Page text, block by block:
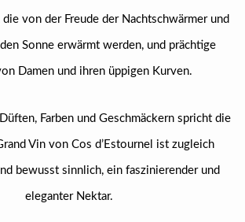
von der Freude der Nachtschwärmer und
Sonne erwärmt werden, und prächtige
Damen und ihren üppigen Kurven.
Farben und Geschmäckern spricht die
Vin von Cos d’Estournel ist zugleich
bewusst sinnlich, ein faszinierender und
eleganter Nektar.